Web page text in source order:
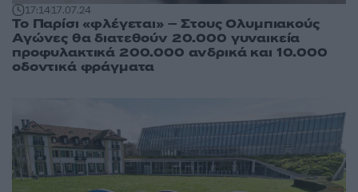
17:1417.07.24
Το Παρίσι «φλέγεται» – Στους Ολυμπιακούς
Αγώνες θα διατεθούν 20.000 γυναικεία
προφυλακτικά 200.000 ανδρικά και 10.000
οδοντικά φράγματα